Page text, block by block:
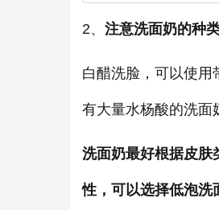
2、 注意洗面奶的种
白醋洗脸，可以使用
有大量水杨酸的洗面
洗面奶最好根据皮肤
性，可以选择低泡洗